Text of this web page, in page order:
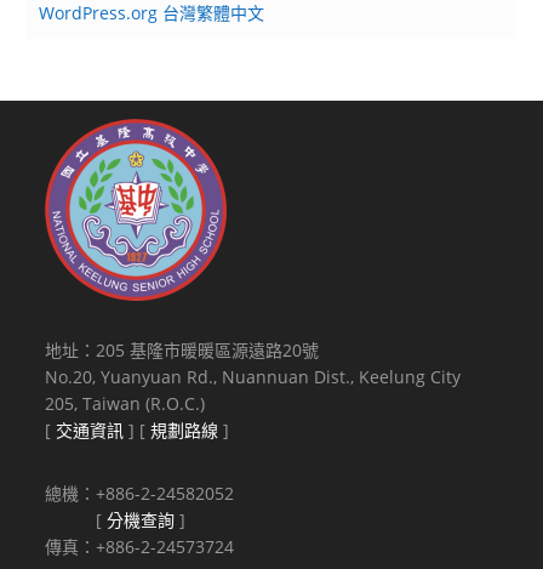
WordPress.org 台灣繁體中文
地址：205 基隆市暖暖區源遠路20號
No.20, Yuanyuan Rd., Nuannuan Dist., Keelung City
205, Taiwan (R.O.C.)
[ 交通資訊 ] [規劃路線 ]
總機：+886-2-24582052
[分機查詢 ]
傳真：+886-2-24573724